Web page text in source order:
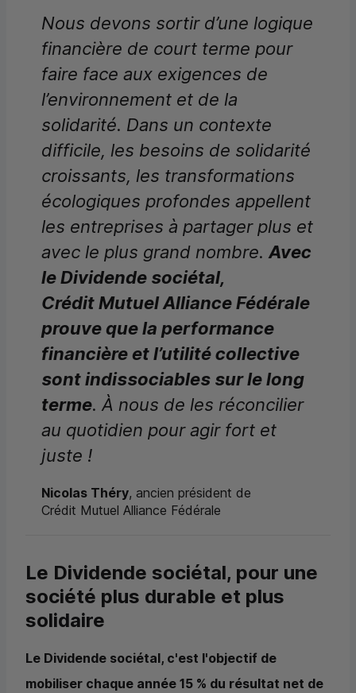
Nous devons sortir d’une logique
financière de court terme pour
faire face aux exigences de
l’environnement et de la
solidarité. Dans un contexte
difficile, les besoins de solidarité
croissants, les transformations
écologiques profondes appellent
les entreprises à partager plus et
avec le plus grand nombre. Avec
le Dividende sociétal,
Crédit Mutuel Alliance Fédérale
prouve que la performance
financière et l’utilité collective
sont indissociables sur le long
terme. À nous de les réconcilier
au quotidien pour agir fort et
juste !
Nicolas Théry, ancien président de
Crédit Mutuel Alliance Fédérale
Le Dividende sociétal, pour une
société plus durable et plus
solidaire
Le Dividende sociétal, c'est l'objectif de
mobiliser chaque année 15 % du résultat net de